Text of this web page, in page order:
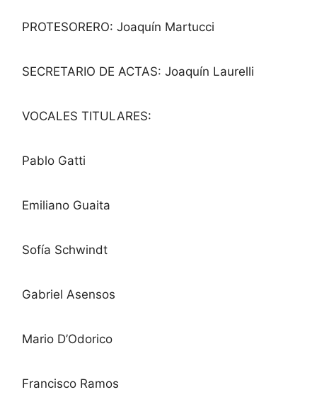
PROTESORERO: Joaquín Martucci
SECRETARIO DE ACTAS: Joaquín Laurelli
VOCALES TITULARES:
Pablo Gatti
Emiliano Guaita
Sofía Schwindt
Gabriel Asensos
Mario D’Odorico
Francisco Ramos